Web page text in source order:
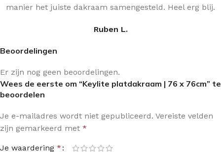
manier het juiste dakraam samengesteld. Heel erg blij.
Ruben L.
Beoordelingen
Er zijn nog geen beoordelingen.
Wees de eerste om “Keylite platdakraam | 76 x 76cm” te
beoordelen
Je e-mailadres wordt niet gepubliceerd. Vereiste velden
zijn gemarkeerd met *
Je waardering *